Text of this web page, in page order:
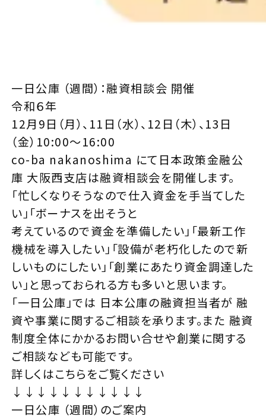
一日公庫 （週間）：融資相談会 開催
令和６年
12月9日（月）、11日（水）、12日（木）、13日
（金）10:00〜16:00
co-ba nakanoshima にて日本政策金融公
庫 大阪西支店は融資相談会を開催します。
「忙しくなりそうなので仕入資金を手当てした
い」「ボーナスを出そうと
考えているので資金を準備したい」「最新工作
機械を導入したい」「設備が老朽化したので新
しいものにしたい」「創業にあたり資金調達した
い」と思っておられる方も多いと思います。
「一日公庫」では 日本公庫の融資担当者が 融
資や事業に関するご相談を承ります。また 融資
制度全体にかかるお問い合せや創業に関する
ご相談なども可能です。
詳しくはこちらをご覧ください
↓↓↓↓↓↓↓↓↓↓↓
一日公庫 （週間）のご案内